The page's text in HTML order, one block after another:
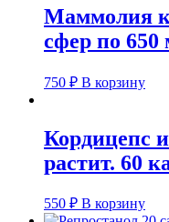
Маммолия
сфер по 650
750 ₽ В корзину
Кордицепс
растит. 60
550 ₽ В корзину